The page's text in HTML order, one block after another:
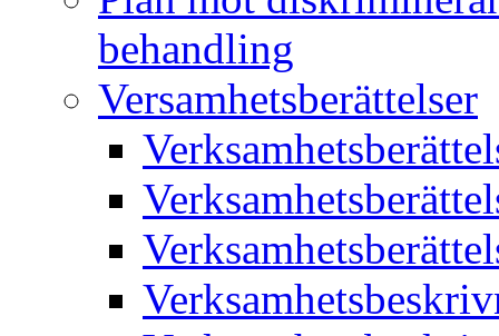
behandling
Versamhetsberättelser